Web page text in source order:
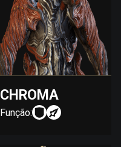
CHROMA
Função: